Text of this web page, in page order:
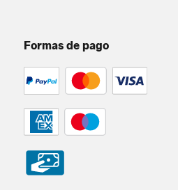
Formas de pago